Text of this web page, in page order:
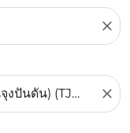
close
close